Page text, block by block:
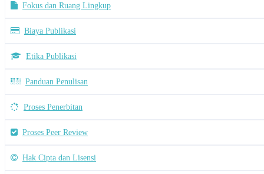
Fokus dan Ruang Lingkup
Biaya Publikasi
Etika Publikasi
Panduan Penulisan
Proses Penerbitan
Proses Peer Review
Hak Cipta dan Lisensi